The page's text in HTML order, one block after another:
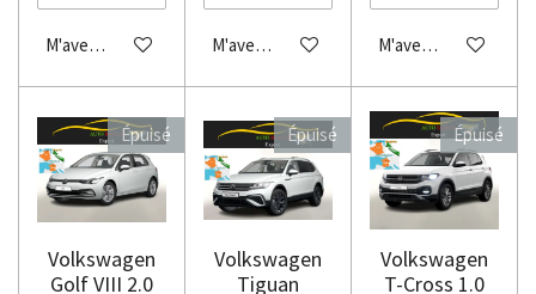
M'avertir si disponible M'avertir si disponible M'avertir si
Épuisé
Volkswagen
Golf VIII 2.0
Épuisé
Volkswagen
Tiguan
Épuisé
Volkswagen
T-Cross 1.0